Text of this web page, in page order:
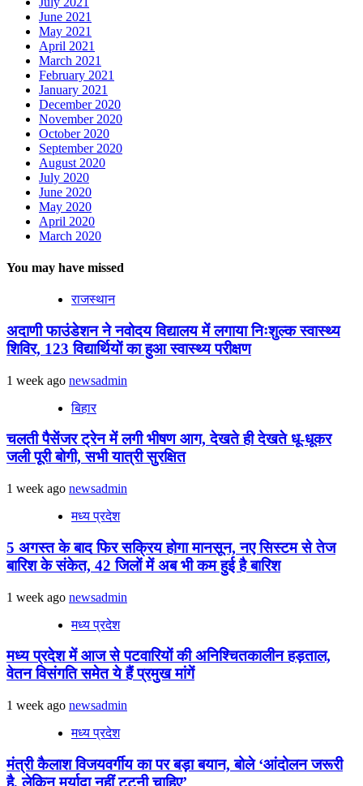
June 2021
May 2021
April 2021
March 2021
February 2021
January 2021
December 2020
November 2020
October 2020
September 2020
August 2020
July 2020
June 2020
May 2020
April 2020
March 2020
You may have missed
राजस्थान
अदाणी फाउंडेशन ने नवोदय विद्यालय में लगाया निःशुल्क स्वास्थ्य
शिविर, 123 विद्यार्थियों का हुआ स्वास्थ्य परीक्षण
1 week ago newsadmin
बिहार
चलती पैसेंजर ट्रेन में लगी भीषण आग, देखते ही देखते धू-धूकर
जली पूरी बोगी, सभी यात्री सुरक्षित
1 week ago newsadmin
मध्य प्रदेश
5 अगस्त के बाद फिर सक्रिय होगा मानसून, नए सिस्टम से तेज
बारिश के संकेत, 42 जिलों में अब भी कम हुई है बारिश
1 week ago newsadmin
मध्य प्रदेश
मध्य प्रदेश में आज से पटवारियों की अनिश्चितकालीन हड़ताल,
वेतन विसंगति समेत ये हैं प्रमुख मांगें
1 week ago newsadmin
मध्य प्रदेश
मंत्री कैलाश विजयवर्गीय का पर बड़ा बयान, बोले ‘आंदोलन जरूरी
है, लेकिन मर्यादा नहीं टूटनी चाहिए’